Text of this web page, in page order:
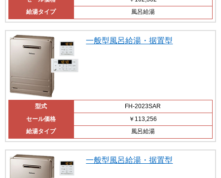
給湯タイプ
風呂給湯
一般型風呂給湯・据置型
型式
FH-2023SAR
セール価格
￥113,256
給湯タイプ
風呂給湯
一般型風呂給湯・据置型